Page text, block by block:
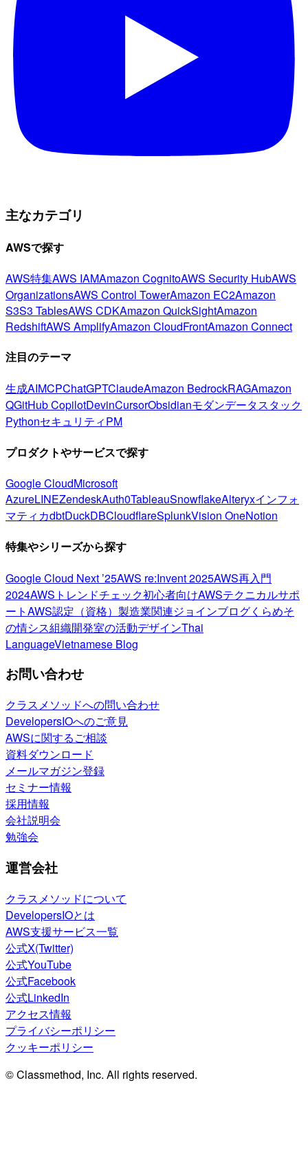
主なカテゴリ
AWSで探す
AWS特集AWS IAMAmazon CognitoAWS Security HubAWS
OrganizationsAWS Control TowerAmazon EC2Amazon
S3S3 TablesAWS CDKAmazon QuickSightAmazon
RedshiftAWS AmplifyAmazon CloudFrontAmazon Connect
注目のテーマ
生成AIMCPChatGPTClaudeAmazon BedrockRAGAmazon
QGitHub CopilotDevinCursorObsidianモダンデータスタック
PythonセキュリティPM
プロダクトやサービスで探す
Google CloudMicrosoft
AzureLINEZendeskAuth0TableauSnowflakeAlteryxインフォ
マティカdbtDuckDBCloudflareSplunkVision OneNotion
特集やシリーズから探す
Google Cloud Next ’25AWS re:Invent 2025AWS再入門
2024AWSトレンドチェック初心者向けAWSテクニカルサポ
ートAWS認定（資格） 製造業関連ジョインブログくらめそ
の情シス組織開発室の活動デザインThai
LanguageVietnamese Blog
お問い合わせ
クラスメソッドへの問い合わせ
DevelopersIOへのご意見
AWSに関するご相談
資料ダウンロード
メールマガジン登録
セミナー情報
採用情報
会社説明会
勉強会
運営会社
クラスメソッドについて
DevelopersIOとは
AWS支援サービス一覧
公式X(Twitter)
公式YouTube
公式Facebook
公式LinkedIn
アクセス情報
プライバシーポリシー
クッキーポリシー
© Classmethod, Inc. All rights reserved.